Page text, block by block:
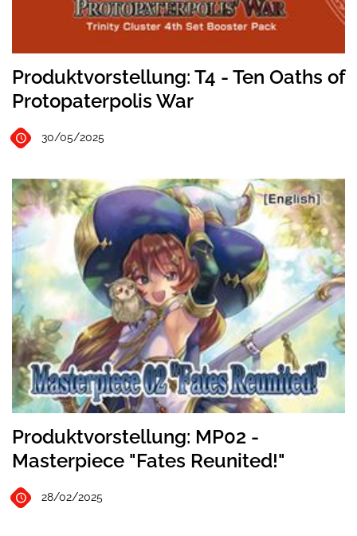
Produktvorstellung: T4 - Ten Oaths of
Protopaterpolis War
30/05/2025
Produktvorstellung: MP02 -
Masterpiece "Fates Reunited!"
28/02/2025